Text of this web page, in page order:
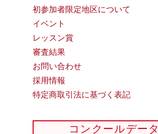
初参加者限定地区について
イベント
レッスン賞
審査結果
お問い合わせ
採用情報
特定商取引法に基づく表記
コンクールデータ